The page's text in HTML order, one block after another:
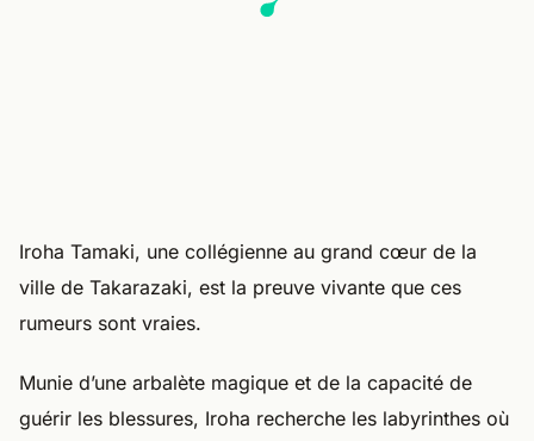
Iroha Tamaki, une collégienne au grand cœur de la
ville de Takarazaki, est la preuve vivante que ces
rumeurs sont vraies.
Munie d’une arbalète magique et de la capacité de
guérir les blessures, Iroha recherche les labyrinthes où